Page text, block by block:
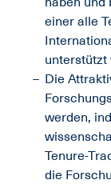
einer alle
unterstützt
Die
werden,
Tenure-
die